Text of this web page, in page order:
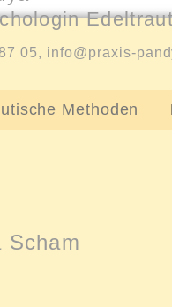
05, info@praxis-
Methoden
Scham